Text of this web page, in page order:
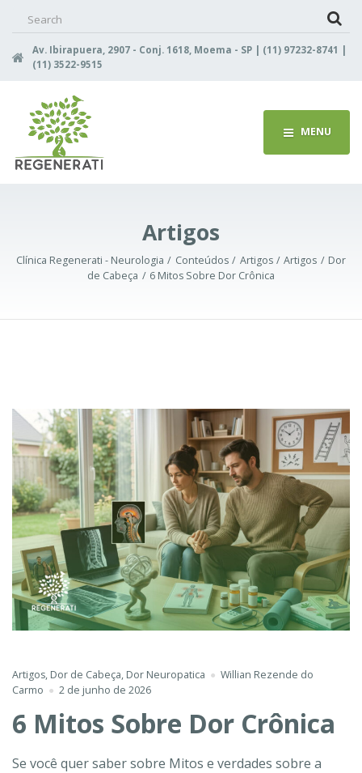
Av. Ibirapuera, 2907 - Conj. 1618, Moema - SP | (11) 97232-8741 |
(11) 3522-9515
MENU
Artigos
Clínica Regenerati - Neurologia Conteúdos Artigos Artigos
Dor
de Cabeça
6 Mitos Sobre Dor Crônica
Artigos, Dor de Cabeça, Dor Neuropatica
Willian Rezende do
Carmo
2 de junho de 2026
6 Mitos Sobre Dor Crônica
Se você quer saber sobre Mitos e verdades sobre a